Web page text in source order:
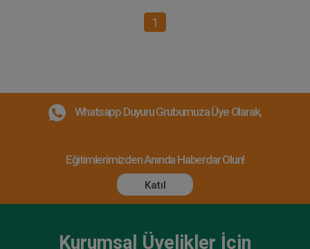
1
Whatsapp Duyuru Grubumuza Üye Olarak,
Eğitimlerimizden Anında Haberdar Olun!
Katıl
Kurumsal Üyelikler İçin